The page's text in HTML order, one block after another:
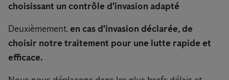
choisissant un contrôle d'invasion adapté
Deuxièmement, en cas d'invasion déclarée, de
choisir notre traitement pour une lutte rapide et
efficace.